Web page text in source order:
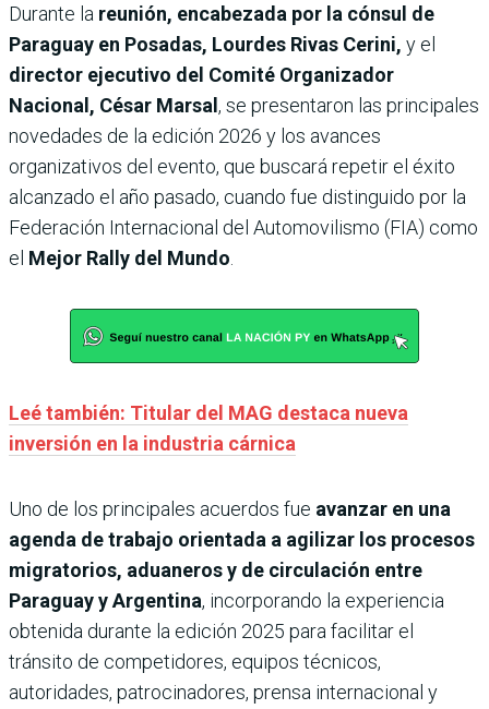
Durante la reunión, encabezada por la cónsul de
Paraguay en Posadas, Lourdes Rivas Cerini, y el
director ejecutivo del Comité Organizador
Nacional, César Marsal, se presentaron las principales
novedades de la edición 2026 y los avances
organizativos del evento, que buscará repetir el éxito
alcanzado el año pasado, cuando fue distinguido por la
Federación Internacional del Automovilismo (FIA) como
el Mejor Rally del Mundo
Leé también: Titular del MAG destaca nueva
inversión en la industria cárnica
Uno de los principales acuerdos fue avanzar en una
agenda de trabajo orientada a agilizar los procesos
migratorios, aduaneros y de circulación entre
Paraguay y Argentina, incorporando la experiencia
obtenida durante la edición 2025 para facilitar el
tránsito de competidores, equipos técnicos,
autoridades, patrocinadores, prensa internacional y